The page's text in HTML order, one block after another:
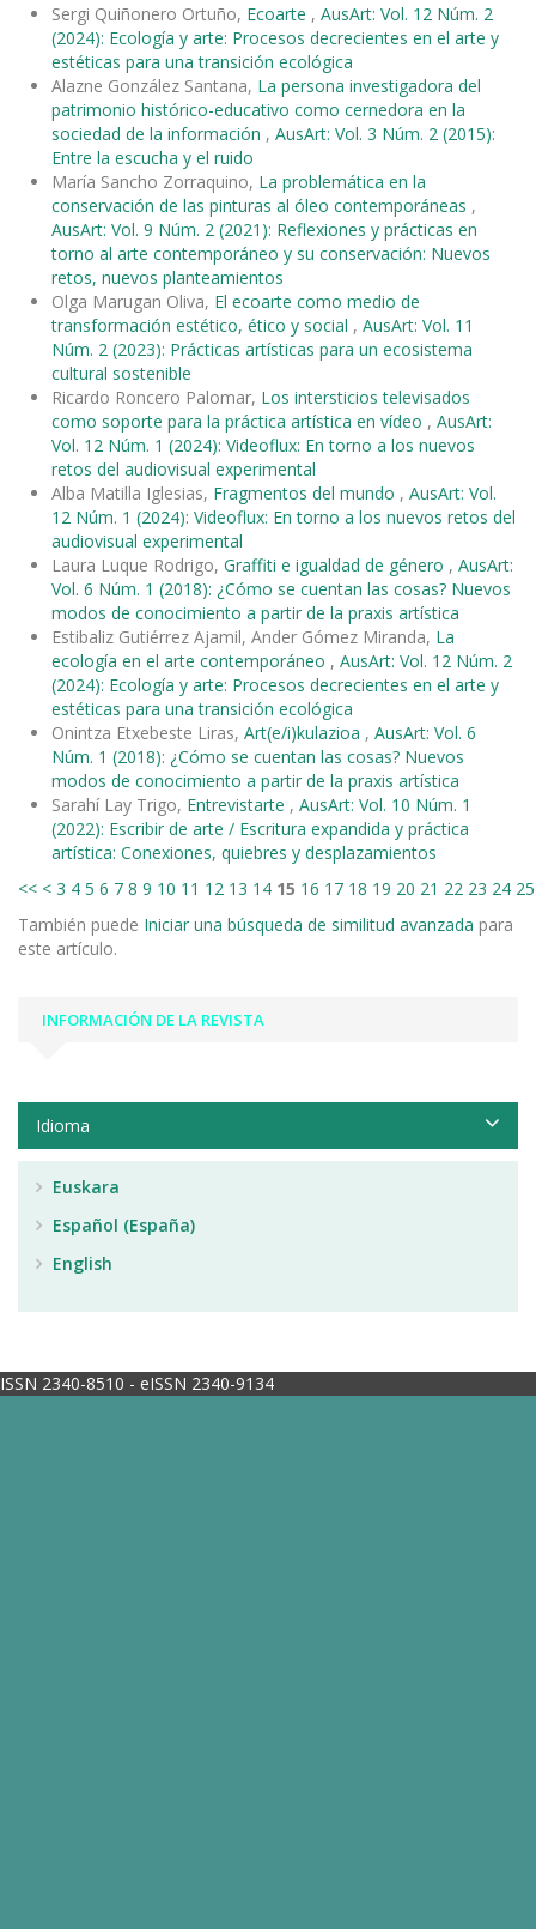
Sergi Quiñonero Ortuño, Ecoarte , AusArt: Vol. 12 Núm. 2
(2024): Ecología y arte: Procesos decrecientes en el arte y
estéticas para una transición ecológica
Alazne González Santana, La persona investigadora del
patrimonio histórico-educativo como cernedora en la
sociedad de la información , AusArt: Vol. 3 Núm. 2 (2015):
Entre la escucha y el ruido
María Sancho Zorraquino, La problemática en la
conservación de las pinturas al óleo contemporáneas ,
AusArt: Vol. 9 Núm. 2 (2021): Reflexiones y prácticas en
torno al arte contemporáneo y su conservación: Nuevos
retos, nuevos planteamientos
Olga Marugan Oliva, El ecoarte como medio de
transformación estético, ético y social , AusArt: Vol. 11
Núm. 2 (2023): Prácticas artísticas para un ecosistema
cultural sostenible
Ricardo Roncero Palomar, Los intersticios televisados
como soporte para la práctica artística en vídeo , AusArt:
Vol. 12 Núm. 1 (2024): Videoflux: En torno a los nuevos
retos del audiovisual experimental
Alba Matilla Iglesias, Fragmentos del mundo , AusArt: Vol.
12 Núm. 1 (2024): Videoflux: En torno a los nuevos retos del
audiovisual experimental
Laura Luque Rodrigo, Graffiti e igualdad de género , AusArt:
Vol. 6 Núm. 1 (2018): ¿Cómo se cuentan las cosas? Nuevos
modos de conocimiento a partir de la praxis artística
Estibaliz Gutiérrez Ajamil, Ander Gómez Miranda, La
ecología en el arte contemporáneo , AusArt: Vol. 12 Núm. 2
(2024): Ecología y arte: Procesos decrecientes en el arte y
estéticas para una transición ecológica
Onintza Etxebeste Liras, Art(e/i)kulazioa , AusArt: Vol. 6
Núm. 1 (2018): ¿Cómo se cuentan las cosas? Nuevos
modos de conocimiento a partir de la praxis artística
Sarahí Lay Trigo, Entrevistarte , AusArt: Vol. 10 Núm. 1
(2022): Escribir de arte / Escritura expandida y práctica
artística: Conexiones, quiebres y desplazamientos
<< < 3 4 5 6 7 8 9 10 11 12 13 14 15 16 17 18 19 20 21 22 23 24 25
También puede Iniciar una búsqueda de similitud avanzada para
este artículo.
INFORMACIÓN DE LA REVISTA
Idioma
Euskara
Español (España)
English
ISSN 2340-8510 - eISSN 2340-9134